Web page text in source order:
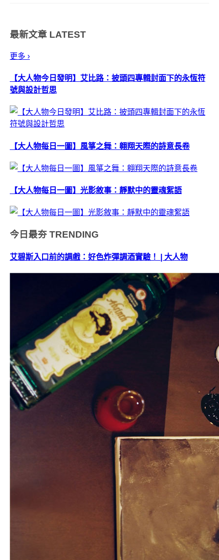
最新文章 LATEST
更多 ›
【大人物今日發明】艾比路：披頭四專輯封面下的永恆符
號與設計哲思
【大人物每日一圖】風箏之舞：翱翔天際的詩意長卷
【大人物每日一圖】光影敘事：靜默中的靈魂絮語
今日最夯 TRENDING
艾碧斯入口前的調戲：好色炸彈調酒實驗！ | 大人物